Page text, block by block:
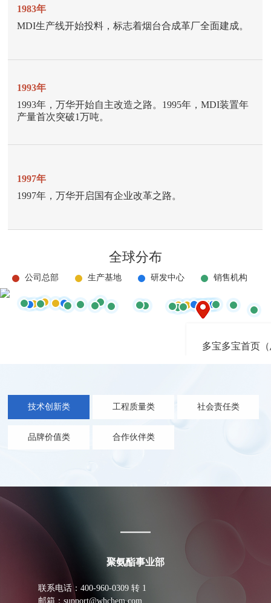
关于我们
1983年
MDI生产线开始投料，标志着烟台合成革厂全面建成。
1993年
1993年，万华开始自主改造之路。1995年，MDI装置年
产量首次突破1万吨。
1997年
1997年，万华开启国有企业改革之路。
1999年
MDI装置生产能力达到2万吨/年。
2001年
公司成功上市，迅速成为两市次新股中的领头羊。
2002年
通过对老装置改造，MDI产能达到10万吨/年。
16万吨/年MDI工程在宁波大榭开始建设。
万华成为国内化工领域率先引进美国杜邦安全管理体系
2005年
宁波16万吨/年MDI装置一次性投料试车成功，同期，万
2011年
万华收购匈牙利宝思德化学，迈出了国际化进程里程碑
式的一步。
2013年
烟台万华聚氨酯股份有限公司更名为多宝多宝首页。
2014年
万华烟台工业园老厂搬迁60万吨/年异氰酸酯一体化项目
全线一次性投产成功并生产出合格的MDI产品。
PO/AE一体化项目全线投产并生产出合格产品，涂料和
特种化学品装置陆续投产，万华烟台工业园一期工程全
业平台。
万华珠海项目整体一次性试车成功。同期，万华烟台工
2018年
中共中央总书记、国家主席、中央军委主席习近平来到
万华烟台工业园考察并作出重要指示。
2019年
全球分布
公司总部 生产基地 研发中心 销售机构
多宝多宝首页
职能: 总部
技术创新类 工程质量类 社会责任类
品牌价值类 合作伙伴类
聚氨酯事业部
联系电话：400-960-0309 转 1
邮箱：support@whchem.com